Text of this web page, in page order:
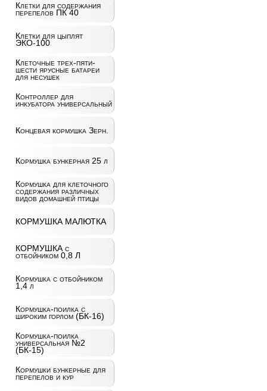
Клетки для содержания
перепелов ПК 40
Клетки для цыплят
ЭКО-100
Клеточные трех-пяти-
шести ярусные батареи
для несушек
Контроллер для
инкубатора универсальный
Концевая кормушка Зерн.
Кормушка бункерная 25 л
Кормушка для клеточного
содержания различных
видов домашней птицы
КОРМУШКА МАЛЮТКА
КОРМУШКА с
отбойником 0,8 Л
Кормушка с отбойником
1,4 л
Кормушка-поилка с
широким горлом (БК-16)
Кормушка-поилка
универсальная №2
(БК-15)
Кормушки бункерные для
перепелов и кур